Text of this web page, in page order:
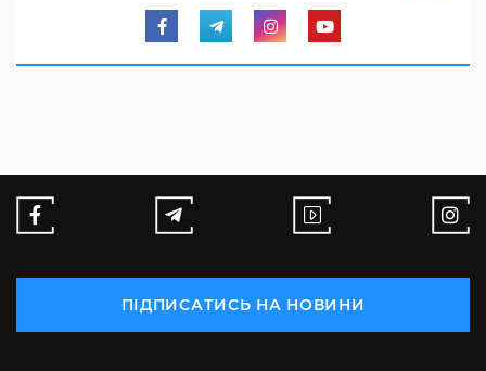
ПІДПИСАТИСЬ НА НОВИНИ